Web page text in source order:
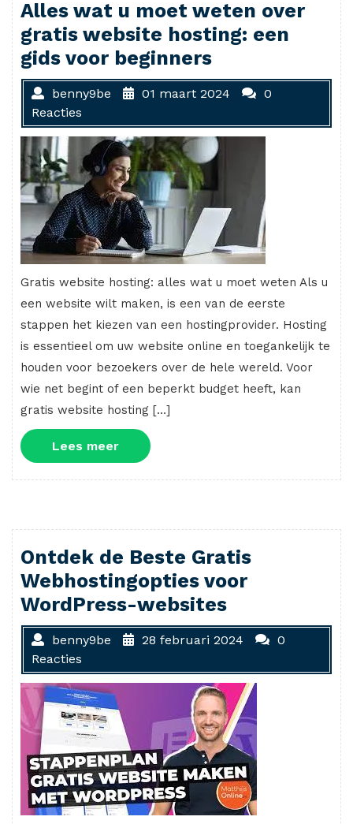
Alles wat u moet weten over
gratis website hosting: een
gids voor beginners
benny9be 01 maart 2024
0
Reacties
Gratis website hosting: alles wat u moet weten Als u
een website wilt maken, is een van de eerste
stappen het kiezen van een hostingprovider. Hosting
is essentieel om uw website online en toegankelijk te
houden voor bezoekers over de hele wereld. Voor
wie net begint of een beperkt budget heeft, kan
gratis website hosting […]
Lees meerLees
meer
Ontdek de Beste Gratis
Webhostingopties voor
WordPress-websites
benny9be 28 februari 2024
0
Reacties